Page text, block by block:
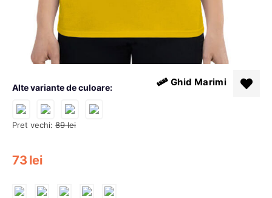
Pret vechi: 89 lei
73 lei
Alte variante de culoare: Ghid Marimi